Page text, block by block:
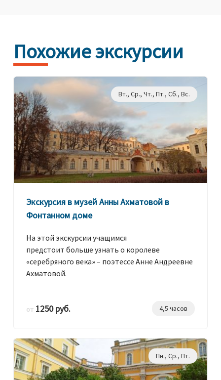
Похожие экскурсии
Вт., Ср., Чт., Пт., Сб., Вс.
Экскурсия в музей Анны Ахматовой в
Фонтанном доме
На этой экскурсии учащимся
предстоит больше узнать о королеве
«серебряного века» – поэтессе Анне Андреевне
Ахматовой.
от 1250 руб. 4,5 часов
Пн., Ср., Пт.